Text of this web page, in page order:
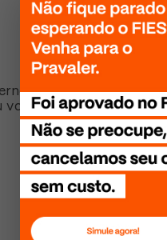
Por favor, tente
volte mais tarde!